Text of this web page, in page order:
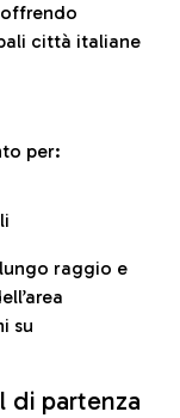
città italiane
per:
raggio e
su
di partenza